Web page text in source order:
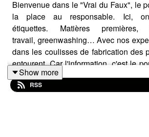
Bienvenue dans le "Vrai du Faux", le
la place au responsable. Ici,
étiquettes. Matières
travail, greenwashing… Avec nos
dans les coulisses de fabrication des
entourent. Car l'information, c'est le
de mieux consommer. Le pouvoir d'agir.
Show more
RSS